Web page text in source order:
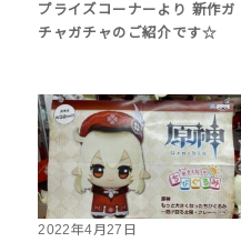
プライズコーナーより 新作ガ
チャガチャのご紹介です☆
2022年4月27日